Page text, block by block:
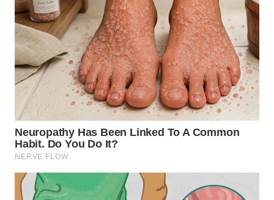
SERIBU
WN
TANGERANG
WN
BINJAI
WN
CIREBON
WN
INDRAMAYU